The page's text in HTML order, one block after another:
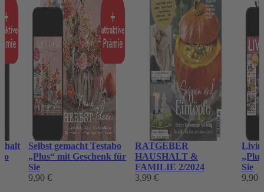
Selbst gemacht Testabo
„Plus“ mit Geschenk für
Sie
9,90 €
RATGEBER
HAUSHALT &
FAMILIE 2/2024
3,99 €
Sie
9,90